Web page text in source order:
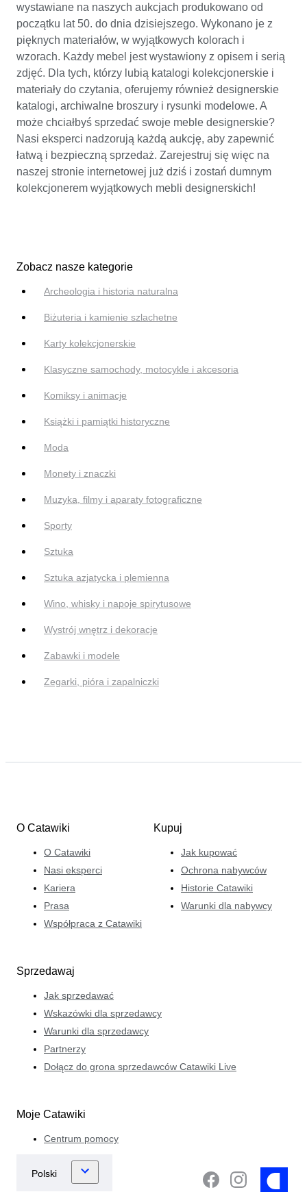
wystawiane na naszych aukcjach produkowano od
początku lat 50. do dnia dzisiejszego. Wykonano je z
pięknych materiałów, w wyjątkowych kolorach i
wzorach. Każdy mebel jest wystawiony z opisem i serią
zdjęć. Dla tych, którzy lubią katalogi kolekcjonerskie i
materiały do czytania, oferujemy również designerskie
katalogi, archiwalne broszury i rysunki modelowe. A
może chciałbyś sprzedać swoje meble designerskie?
Nasi eksperci nadzorują każdą aukcję, aby zapewnić
łatwą i bezpieczną sprzedaż. Zarejestruj się więc na
naszej stronie internetowej już dziś i zostań dumnym
kolekcjonerem wyjątkowych mebli designerskich!
Zobacz nasze kategorie
Archeologia i historia naturalna
Biżuteria i kamienie szlachetne
Karty kolekcjonerskie
Klasyczne samochody, motocykle i akcesoria
Komiksy i animacje
Książki i pamiątki historyczne
Moda
Monety i znaczki
Muzyka, filmy i aparaty fotograficzne
Sporty
Sztuka
Sztuka azjatycka i plemienna
Wino, whisky i napoje spirytusowe
Wystrój wnętrz i dekoracje
Zabawki i modele
Zegarki, pióra i zapalniczki
O Catawiki
O Catawiki
Nasi eksperci
Kariera
Prasa
Współpraca z Catawiki
Kupuj
Jak kupować
Ochrona nabywców
Historie Catawiki
Warunki dla nabywcy
Sprzedawaj
Jak sprzedawać
Wskazówki dla sprzedawcy
Warunki dla sprzedawcy
Partnerzy
Dołącz do grona sprzedawców Catawiki Live
Moje Catawiki
Centrum pomocy